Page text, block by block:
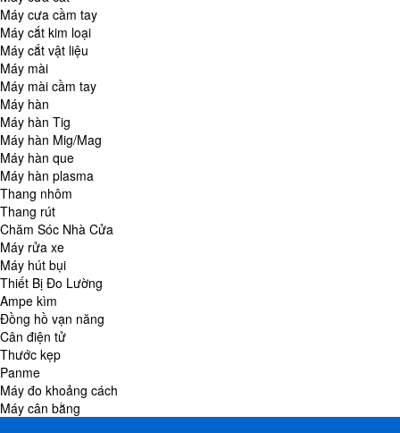
Máy cưa cầm tay
Máy cắt kim loại
Máy cắt vật liệu
Máy mài
Máy mài cầm tay
Máy hàn
Máy hàn Tig
Máy hàn Mig/Mag
Máy hàn que
Máy hàn plasma
Thang nhôm
Thang rút
Chăm Sóc Nhà Cửa
Máy rửa xe
Máy hút bụi
Thiết Bị Đo Lường
Ampe kìm
Đồng hồ vạn năng
Cân điện tử
Thước kẹp
Panme
Máy đo khoảng cách
Máy cân bằng